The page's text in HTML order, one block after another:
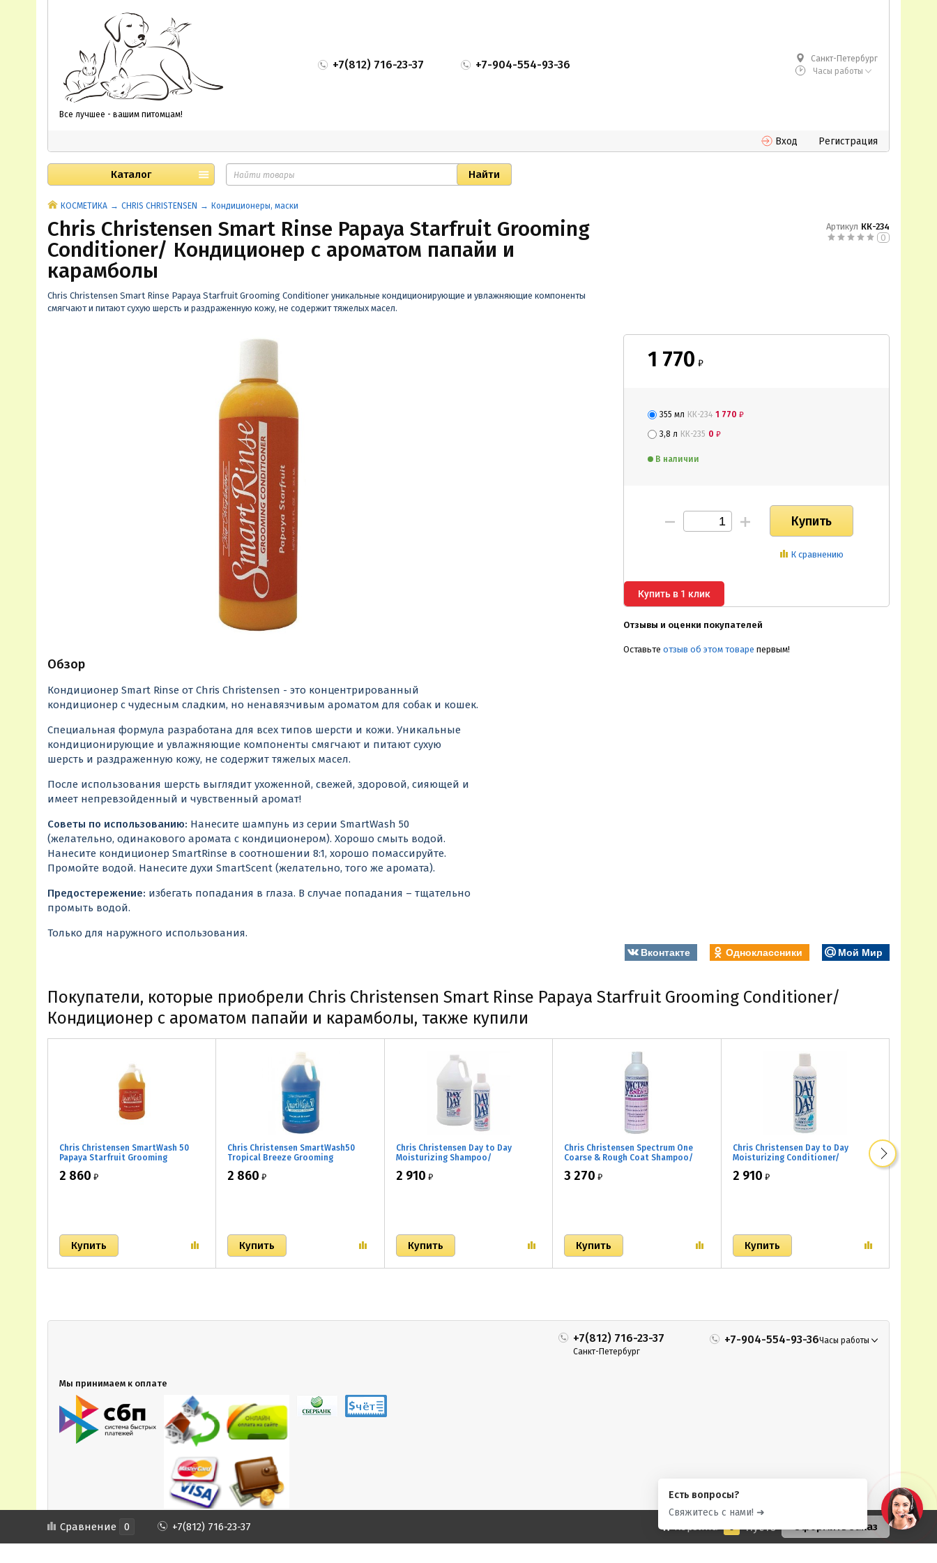
Все лучшее - вашим питомцам!
+7(812) 716-23-37 +7-904-554-93-36
Санкт-Петербург
Часы работы
Вход Регистрация
Каталог
КОСМЕТИКА CHRIS CHRISTENSEN Кондиционеры, маски
Chris Christensen Smart Rinse Papaya Starfruit Grooming
Conditioner/ Кондиционер с ароматом папайи и
карамболы
Chris Christensen Smart Rinse Papaya Starfruit Grooming Conditioner уникальные кондиционирующие и увлажняющие компоненты
смягчают и питают сухую шерсть и раздраженную кожу, не содержит тяжелых масел.
Артикул КК-234
0
Обзор
Кондиционер Smart Rinse от Chris Christensen - это концентрированный
кондиционер с чудесным сладким, но ненавязчивым ароматом для собак и кошек.
Специальная формула разработана для всех типов шерсти и кожи. Уникальные
кондиционирующие и увлажняющие компоненты смягчают и питают сухую
шерсть и раздраженную кожу, не содержит тяжелых масел.
После использования шерсть выглядит ухоженной, свежей, здоровой, сияющей и
имеет непревзойденный и чувственный аромат!
Советы по использованию: Нанесите шампунь из серии SmartWash 50
(желательно, одинакового аромата с кондиционером). Хорошо смыть водой.
Нанесите кондиционер SmartRinse в соотношении 8:1, хорошо помассируйте.
Промойте водой. Нанесите духи SmartScent (желательно, того же аромата).
Предостережение: избегать попадания в глаза. В случае попадания – тщательно
промыть водой.
Только для наружного использования.
1 770 ₽
355 мл КК-234 1 770 ₽
3,8 л КК-235 0 ₽
В наличии
К сравнению
Купить в 1 клик
Отзывы и оценки покупателей
Оставьте отзыв об этом товаре первым!
Вконтакте Одноклассники Мой Мир
Покупатели, которые приобрели Chris Christensen Smart Rinse Papaya Starfruit Grooming Conditioner/
Кондиционер с ароматом папайи и карамболы, также купили
Chris Christensen SmartWash 50
Papaya Starfruit Grooming
Высококонцентрированный
2 860 ₽
Chris Christensen SmartWash50
Tropical Breeze Grooming
Высококонцентрированный
2 860 ₽
Chris Christensen Day to Day
Moisturizing Shampoo/
частого применения
2 910 ₽
Chris Christensen Spectrum One
Coarse & Rough Coat Shampoo/
объемной шерсти
3 270 ₽
Chris Christensen Day to Day
Moisturizing Conditioner/
2 910 ₽
+7(812) 716-23-37
Санкт-Петербург
+7-904-554-93-36Часы работы
Мы принимаем к оплате
Сравнение 0 +7(812) 716-23-37 Корзина 0 Пусто Оформить заказ
Есть вопросы?
Свяжитесь с нами! ➜